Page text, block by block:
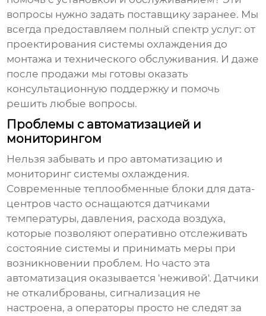
вопросы нужно задать поставщику заранее. Мы
всегда предоставляем полный спектр услуг: от
проектирования системы охлаждения до
монтажа и технического обслуживания. И даже
после продажи мы готовы оказать
консультационную поддержку и помочь
решить любые вопросы.
Проблемы с автоматизацией и
мониторингом
Нельзя забывать и про автоматизацию и
мониторинг системы охлаждения.
Современныетеплообменные блоки для дата-
центров часто оснащаются датчиками
температуры, давления, расхода воздуха,
которые позволяют оперативно отслеживать
состояние системы и принимать меры при
возникновении проблем. Но часто эта
автоматизация оказывается 'неживой'. Датчики
не откалиброваны, сигнализация не
настроена, а операторы просто не следят за